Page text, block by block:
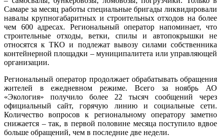
Самаре за месяц работы специальные бригады ликвидировали
навалы крупногабаритных и строительных отходов на более
чем 600 адресах. Региональный оператор напоминает, что
строительные отходы, ветки, спилы и автопокрышки не
относятся к ТКО и подлежат вывозу силами собственника
контейнерной площадки – муниципалитета или управляющей
организации.
Региональный оператор продолжает обрабатывать обращения
жителей в ежедневном режиме. Всего за ноябрь АО
«Экология» получило более 22 тысяч сообщений через
официальный сайт, горячую линию и социальные сети.
Количество вопросов к региональному оператору заметно
снижается – так, в первой половине месяца поступило вдвое
больше обращений, чем в последние две недели.